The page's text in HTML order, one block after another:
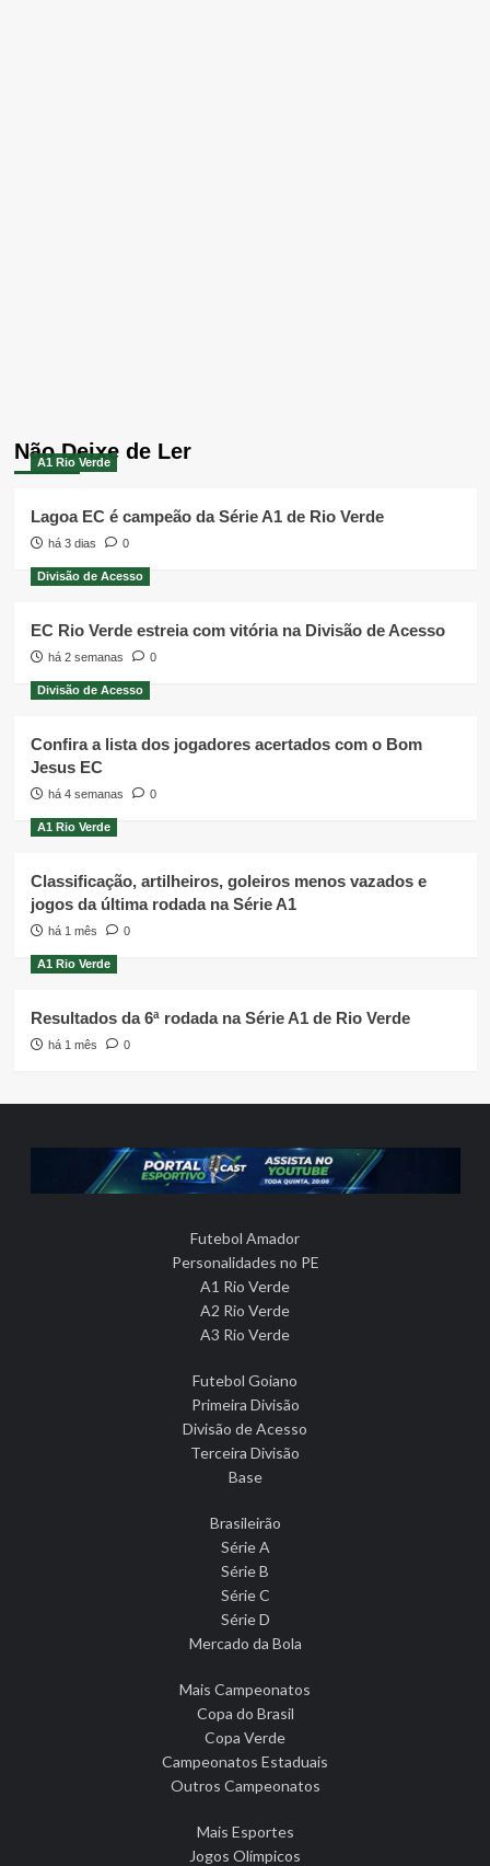
Não Deixe de Ler
A1 Rio Verde
Lagoa EC é campeão da Série A1 de Rio Verde
há 3 dias 0
Divisão de Acesso
EC Rio Verde estreia com vitória na Divisão de Acesso
há 2 semanas 0
Divisão de Acesso
Confira a lista dos jogadores acertados com o Bom
Jesus EC
há 4 semanas 0
A1 Rio Verde
Classificação, artilheiros, goleiros menos vazados e
jogos da última rodada na Série A1
há 1 mês 0
A1 Rio Verde
Resultados da 6ª rodada na Série A1 de Rio Verde
há 1 mês 0
Futebol Amador
Personalidades no PE
A1 Rio Verde
A2 Rio Verde
A3 Rio Verde
Futebol Goiano
Primeira Divisão
Divisão de Acesso
Terceira Divisão
Base
Brasileirão
Série A
Série B
Série C
Série D
Mercado da Bola
Mais Campeonatos
Copa do Brasil
Copa Verde
Campeonatos Estaduais
Outros Campeonatos
Mais Esportes
Jogos Olímpicos